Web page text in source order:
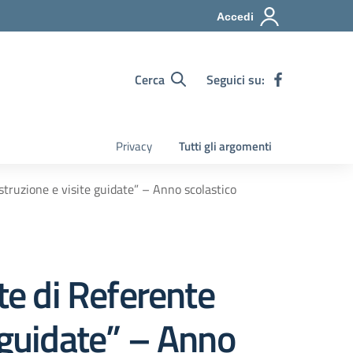
Accedi
Cerca Seguici su:
Privacy Tutti gli argomenti
e visite guidate” – Anno scolastico
di Referente
– Anno